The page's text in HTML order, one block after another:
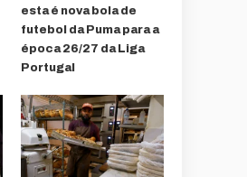
esta é nova bola de
futebol da Puma para a
época 26/27 da Liga
Portugal